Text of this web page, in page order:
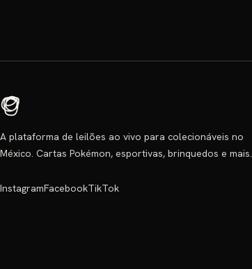
A plataforma de leilões ao vivo para colecionáveis no
México. Cartas Pokémon, esportivas, brinquedos e mais.
InstagramFacebookTikTok